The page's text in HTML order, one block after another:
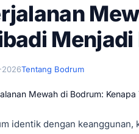
Tentang Bodrum
identik dengan keanggunan,